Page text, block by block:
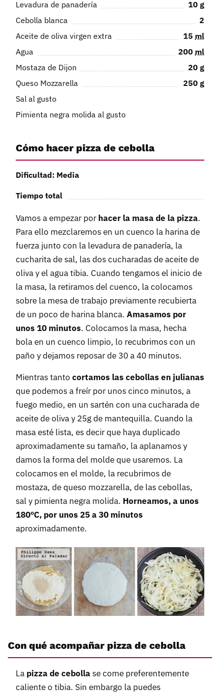
Levadura de panadería 10 g
Cebolla blanca
2
Aceite de oliva virgen extra
15 ml
Agua
200 ml
Mostaza de Dijon
20 g
Queso Mozzarella
250 g
Sal al gusto
Pimienta negra molida al gusto
Cómo hacer pizza de cebolla
Dificultad: Media
Tiempo total
Vamos a empezar por hacer la masa de la pizza.
Para ello mezclaremos en un cuenco la harina de
fuerza junto con la levadura de panadería, la
cucharita de sal, las dos cucharadas de aceite de
oliva y el agua tibia. Cuando tengamos el inicio de
la masa, la retiramos del cuenco, la colocamos
sobre la mesa de trabajo previamente recubierta
de un poco de harina blanca. Amasamos por
unos 10 minutos. Colocamos la masa, hecha
bola en un cuenco limpio, lo recubrimos con un
paño y dejamos reposar de 30 a 40 minutos.
Mientras tanto cortamos las cebollas en julianas
que podemos a freír por unos cinco minutos, a
fuego medio, en un sartén con una cucharada de
aceite de oliva y 25g de mantequilla. Cuando la
masa esté lista, es decir que haya duplicado
aproximadamente su tamaño, la aplanamos y
damos la forma del molde que usaremos. La
colocamos en el molde, la recubrimos de
mostaza, de queso mozzarella, de las cebollas,
sal y pimienta negra molida. Horneamos, a unos
180ºC, por unos 25 a 30 minutos
aproximadamente.
Con qué acompañar pizza de cebolla
La pizza de cebollase come preferentemente
caliente o tibia. Sin embargo la puedes